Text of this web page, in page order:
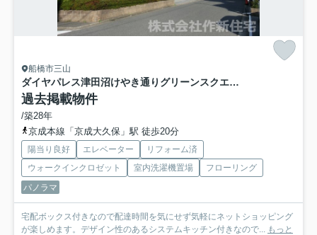
船橋市三山
ダイヤパレス津田沼けやき通りグリーンスクエア ４階部分
過去掲載物件
/築28年
京成本線「京成大久保」駅 徒歩20分
陽当り良好 エレベーター
リフォーム済
ウォークインクロゼット
室内洗濯機置場
フローリング
パノラマ
宅配ボックス付きなので配達時間を気にせず気軽にネットショッピング
が楽しめます。デザイン性のあるシステムキッチン付きなので...
もっと